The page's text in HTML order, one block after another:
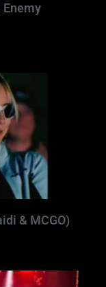
& MCGO)